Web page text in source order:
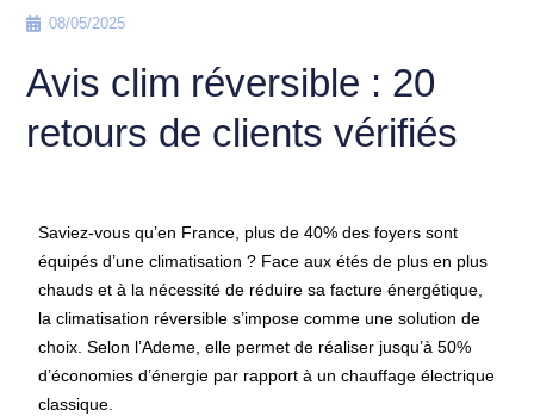
08/05/2025
Avis clim réversible : 20
retours de clients vérifiés
Saviez-vous qu’en France, plus de 40% des foyers sont
équipés d’une climatisation ? Face aux étés de plus en plus
chauds et à la nécessité de réduire sa facture énergétique,
la climatisation réversible s’impose comme une solution de
choix. Selon l’Ademe, elle permet de réaliser jusqu’à 50%
d’économies d’énergie par rapport à un chauffage électrique
classique.